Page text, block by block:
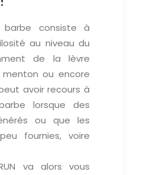
consiste à
au niveau du
de la lèvre
menton ou encore
avoir recours à
lorsque des
ou que les
fournies, voire
va alors vous